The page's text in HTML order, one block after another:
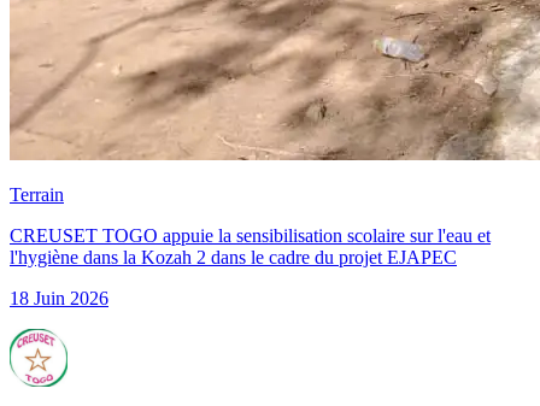
Terrain
CREUSET TOGO appuie la sensibilisation scolaire sur l'eau et
l'hygiène dans la Kozah 2 dans le cadre du projet EJAPEC
18 Juin 2026